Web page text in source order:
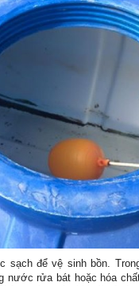
sạch để vệ sinh bồn.
nước rửa bát hoặc hóa